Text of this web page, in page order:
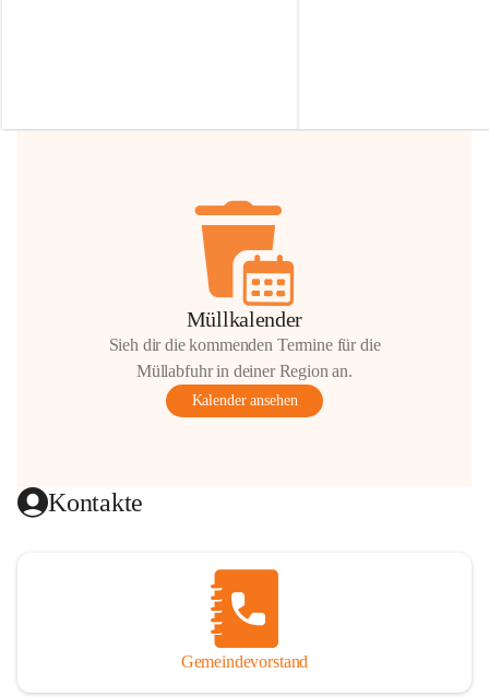
Hilfsbereitschaft!
Müllkalender
Sieh dir die kommenden Termine für die
Müllabfuhr in deiner Region an.
Kalender ansehen
Kontakte
Gemeindevorstand